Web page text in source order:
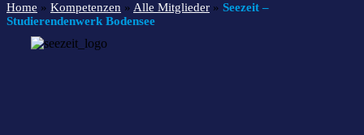
Home » Kompetenzen » Alle Mitglieder » Seezeit –
Studierendenwerk Bodensee